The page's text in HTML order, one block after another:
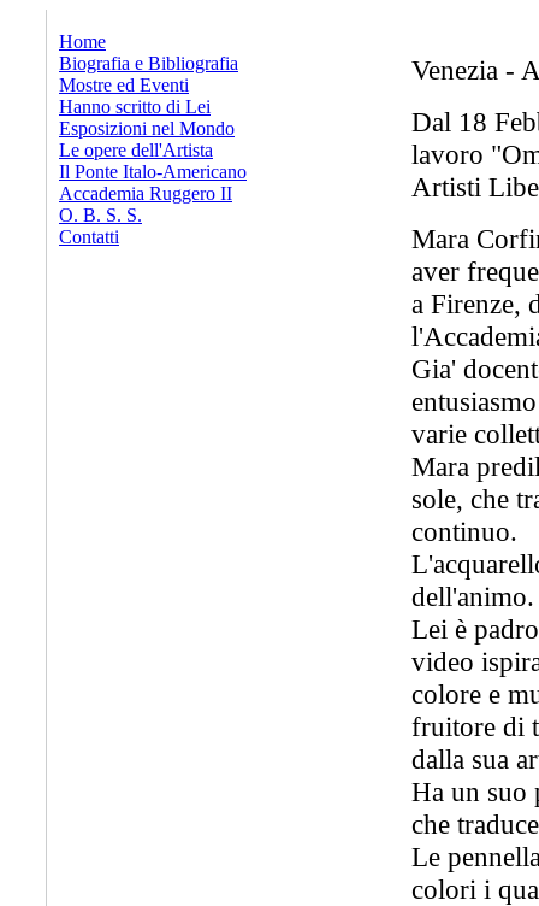
Home
Biografia e Bibliografia
Mostre ed Eventi
Hanno scritto di Lei
Esposizioni nel Mondo
Le opere dell'Artista
Il Ponte Italo-Americano
Accademia Ruggero II
O. B. S. S.
Contatti
Venezia -
Dal 18
lavoro
Artisti
Mara
aver
a Firenze,
Gia'
varie
Mara
sole, che
continuo.
dell'animo.
Lei è
video
colore e
fruitore di
dalla sua
Ha un suo
che
Le
colori i